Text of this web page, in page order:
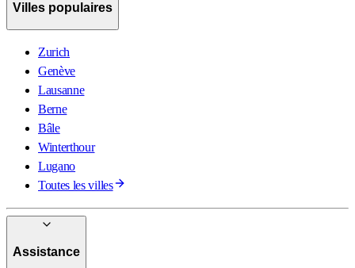
Villes populaires
Zurich
Genève
Lausanne
Berne
Bâle
Winterthour
Lugano
Toutes les villes
Assistance